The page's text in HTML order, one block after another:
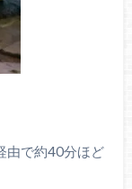
由で約40分ほど